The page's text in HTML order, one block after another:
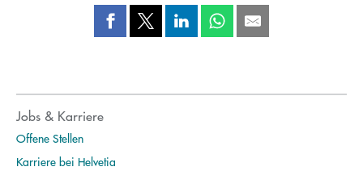
Jobs & Karriere
Offene Stellen
Karriere bei Helvetia